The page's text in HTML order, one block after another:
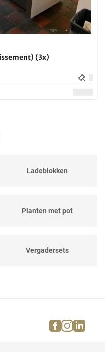
(3x)
Ladeblokken
Planten met pot
Vergadersets
Brandwerende kasten
facebook